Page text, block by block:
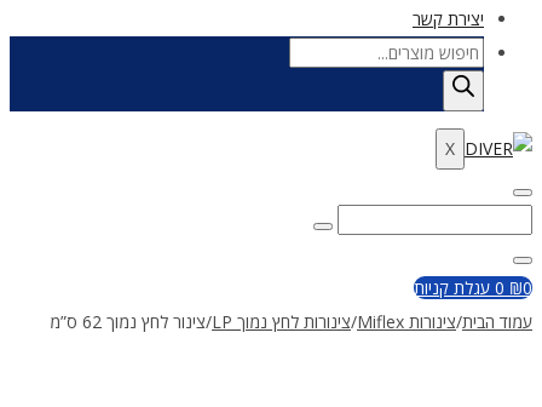
יצירת קשר
Products
search
X
Enter
Keywordfor:
Close
₪0
0 עגלת קניות
עמוד הבית/צינורות Miflex /צינורות לחץ נמוך LP /צינור לחץ נמוך 62 ס”מ